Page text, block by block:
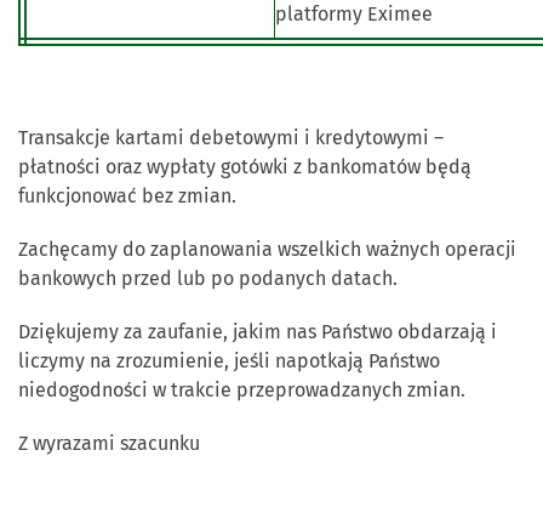
platformy Eximee
Transakcje kartami debetowymi i kredytowymi –
płatności oraz wypłaty gotówki z bankomatów będą
funkcjonować bez zmian.
Zachęcamy do zaplanowania wszelkich ważnych operacji
bankowych przed lub po podanych datach.
Dziękujemy za zaufanie, jakim nas Państwo obdarzają i
liczymy na zrozumienie, jeśli napotkają Państwo
niedogodności w trakcie przeprowadzanych zmian.
Z wyrazami szacunku